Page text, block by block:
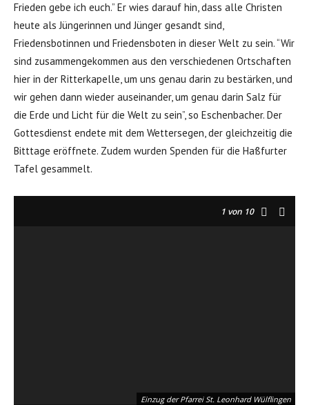
Frieden gebe ich euch.” Er wies darauf hin, dass alle Christen
heute als Jüngerinnen und Jünger gesandt sind,
Friedensbotinnen und Friedensboten in dieser Welt zu sein. “Wir
sind zusammengekommen aus den verschiedenen Ortschaften
hier in der Ritterkapelle, um uns genau darin zu bestärken, und
wir gehen dann wieder auseinander, um genau darin Salz für
die Erde und Licht für die Welt zu sein”, so Eschenbacher. Der
Gottesdienst endete mit dem Wettersegen, der gleichzeitig die
Bitttage eröffnete. Zudem wurden Spenden für die Haßfurter
Tafel gesammelt.
1 von 10
Einzug der Pfarrei St. Leonhard Wülflingen